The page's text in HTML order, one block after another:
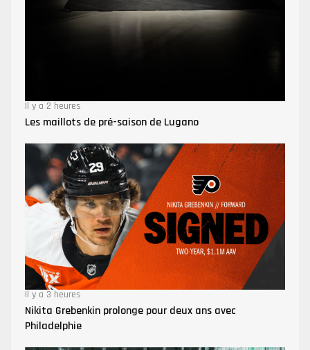
Il y a 2 heures
Les maillots de pré-saison de Lugano
Il y a 3 heures
Nikita Grebenkin prolonge pour deux ans avec
Philadelphie